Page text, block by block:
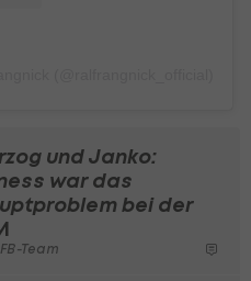
und Janko:
war das
bei der
Team